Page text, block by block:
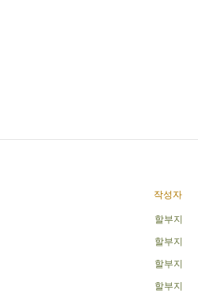
작성자
할부지
할부지
할부지
할부지